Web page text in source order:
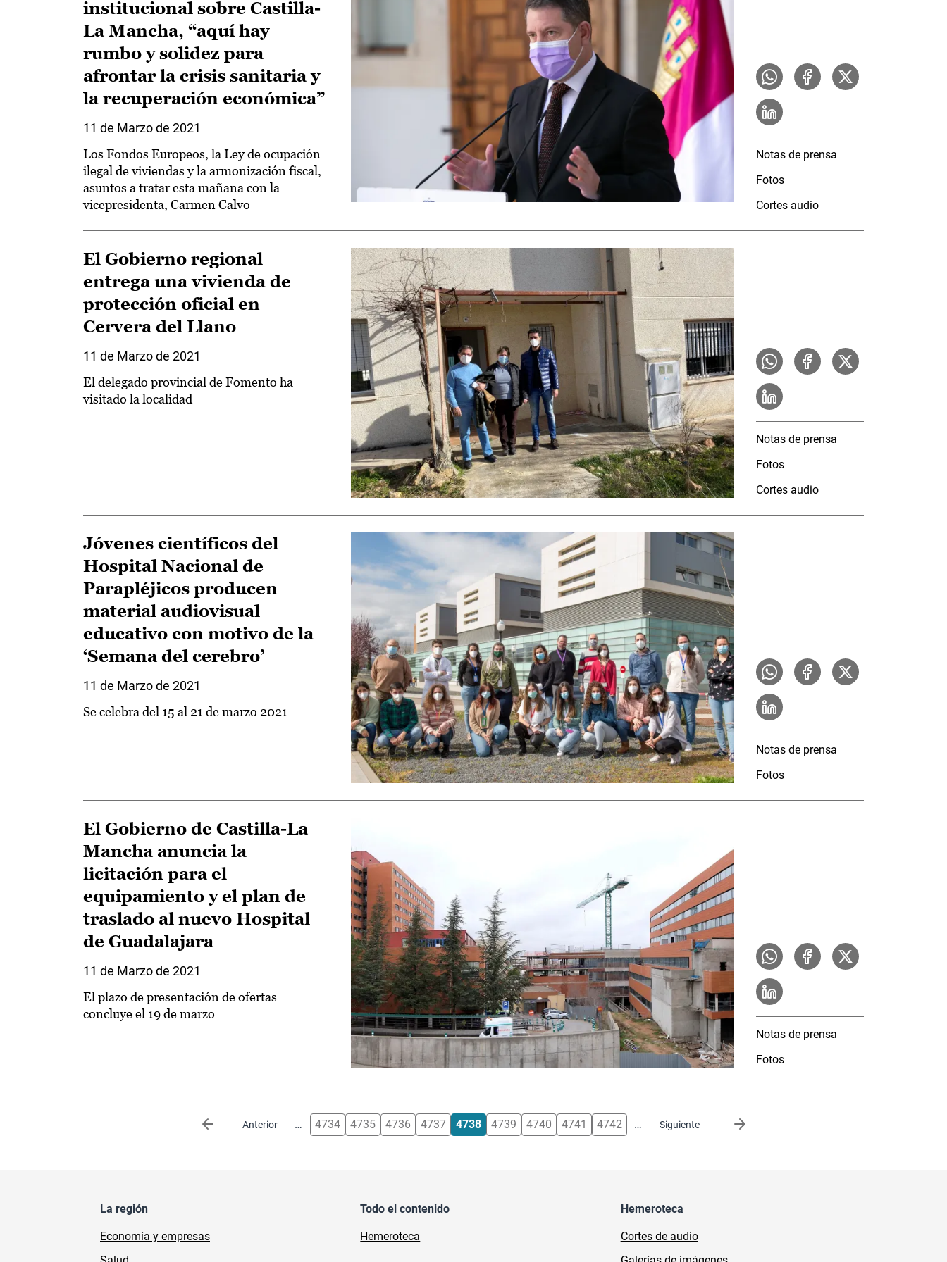
institucional sobre Castilla-
La Mancha, “aquí hay
rumbo y solidez para
afrontar la crisis sanitaria y
la recuperación económica”
11 de Marzo de 2021
Los Fondos Europeos, la Ley de ocupación
ilegal de viviendas y la armonización fiscal,
asuntos a tratar esta mañana con la
vicepresidenta, Carmen Calvo
Notas de prensa
Fotos
Cortes audio
El Gobierno regional
entrega una vivienda de
protección oficial en
Cervera del Llano
11 de Marzo de 2021
El delegado provincial de Fomento ha
visitado la localidad
Notas de prensa
Fotos
Cortes audio
Jóvenes científicos del
Hospital Nacional de
Parapléjicos producen
material audiovisual
educativo con motivo de la
‘Semana del cerebro’
11 de Marzo de 2021
Se celebra del 15 al 21 de marzo 2021
Notas de prensa
Fotos
El Gobierno de Castilla-La
Mancha anuncia la
licitación para el
equipamiento y el plan de
traslado al nuevo Hospital
de Guadalajara
11 de Marzo de 2021
El plazo de presentación de ofertas
concluye el 19 de marzo
Notas de prensa
Fotos
Anterior
Página anterior … 4734 4735 4736 4737 4738 4739 4740 4741 4742 … Siguiente
Siguiente página
La región
Economía y empresas
Todo el contenido
Hemeroteca
Hemeroteca
Cortes de audio